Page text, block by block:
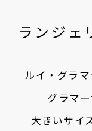
ランジェ
ルイ・グラ
グラマ
大きいサイ